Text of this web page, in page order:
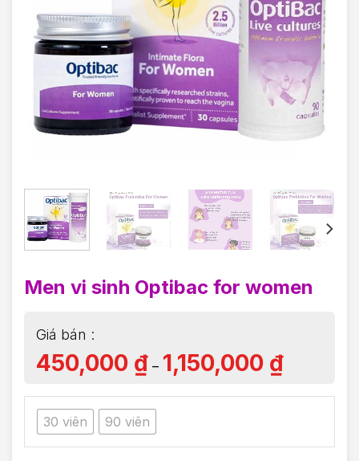
Men vi sinh Optibac for women
450,000 ₫ – 1,150,000 ₫
30 viên 90 viên